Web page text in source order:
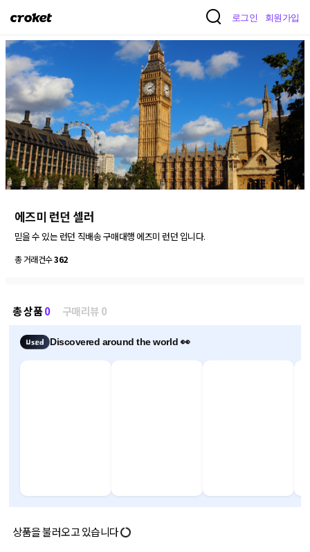
크
로그인 회원가입
에즈미 런던 셀러
믿을 수 있는 런던 직배송 구매대행 에즈미 런던 입니다.
총 거래건수362
총 상품0 구매리뷰 0
Discovered around the world 👀
상품을 불러오고 있습니다